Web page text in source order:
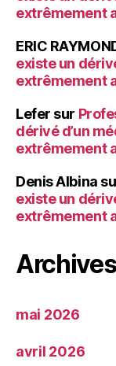
extrêmement
ERIC
existe un
extrêmement
Lefer sur
dérivé d’un
extrêmement
Denis Albina
existe un
extrêmement
Archives
mai 2026
avril 2026